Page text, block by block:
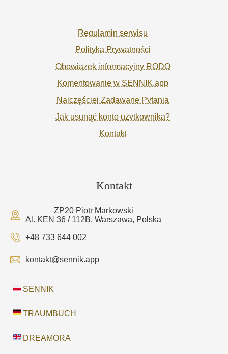
Regulamin serwisu
Polityka Prywatności
Obowiązek informacyjny RODO
Komentowanie w SENNIK.app
Najczęściej Zadawane Pytania
Jak usunąć konto użytkownika?
Kontakt
Kontakt
ZP20 Piotr Markowski
Al. KEN 36 / 112B, Warszawa, Polska
+48 733 644 002
kontakt@sennik.app
SENNIK
TRAUMBUCH
DREAMORA